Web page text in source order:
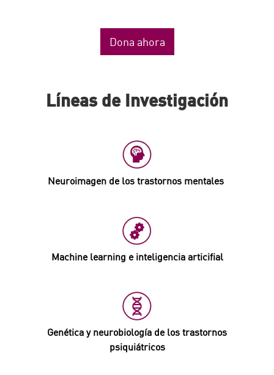
Dona ahora
Líneas de Investigación
Neuroimagen de los trastornos mentales
Machine learning e inteligencia articifial
Genética y neurobiología de los trastornos
psiquiátricos